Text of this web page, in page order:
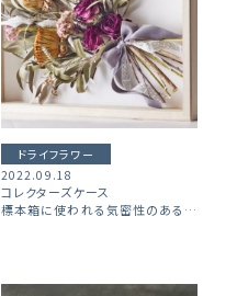
ドライフラワー
2022.09.18
コレクターズケース
標本箱に使われる気密性のあるBOXです。 インテリアに溶け込むナチュラルなデザインです。 【ボックス詳細】 フレーム素材：桐、ガラス サイズ：ｗ347ｍｍ×ｈ218ｍｍ×ｄ56mm ディスプレイタイプ：置き […]